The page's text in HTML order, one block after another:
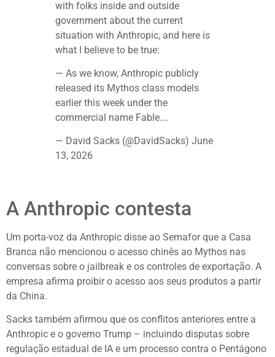
with folks inside and outside
government about the current
situation with Anthropic, and here is
what I believe to be true:
— As we know, Anthropic publicly
released its Mythos class models
earlier this week under the
commercial name Fable.…
— David Sacks (@DavidSacks) June
13, 2026
A Anthropic contesta
Um porta-voz da Anthropic disse ao Semafor que a Casa
Branca não mencionou o acesso chinês ao Mythos nas
conversas sobre o jailbreak e os controles de exportação. A
empresa afirma proibir o acesso aos seus produtos a partir
da China.
Sacks também afirmou que os conflitos anteriores entre a
Anthropic e o governo Trump – incluindo disputas sobre
regulação estadual de IA e um processo contra o Pentágono